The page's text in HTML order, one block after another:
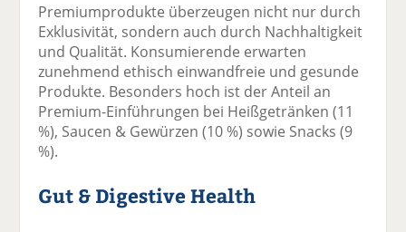
Premiumprodukte überzeugen nicht nur durch
Exklusivität, sondern auch durch Nachhaltigkeit
und Qualität. Konsumierende erwarten
zunehmend ethisch einwandfreie und gesunde
Produkte. Besonders hoch ist der Anteil an
Premium-Einführungen bei Heißgetränken (11
%), Saucen & Gewürzen (10 %) sowie Snacks (9
%).
Gut & Digestive Health